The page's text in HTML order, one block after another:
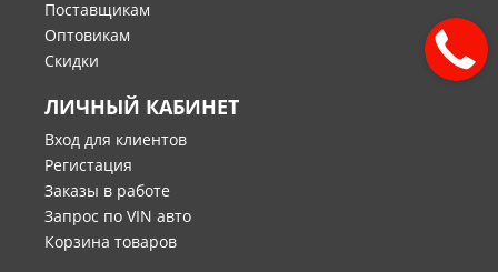
Поставщикам
Оптовикам
Скидки
ЛИЧНЫЙ КАБИНЕТ
Вход для клиентов
Регистация
Заказы в работе
Запрос по VIN авто
Корзина товаров